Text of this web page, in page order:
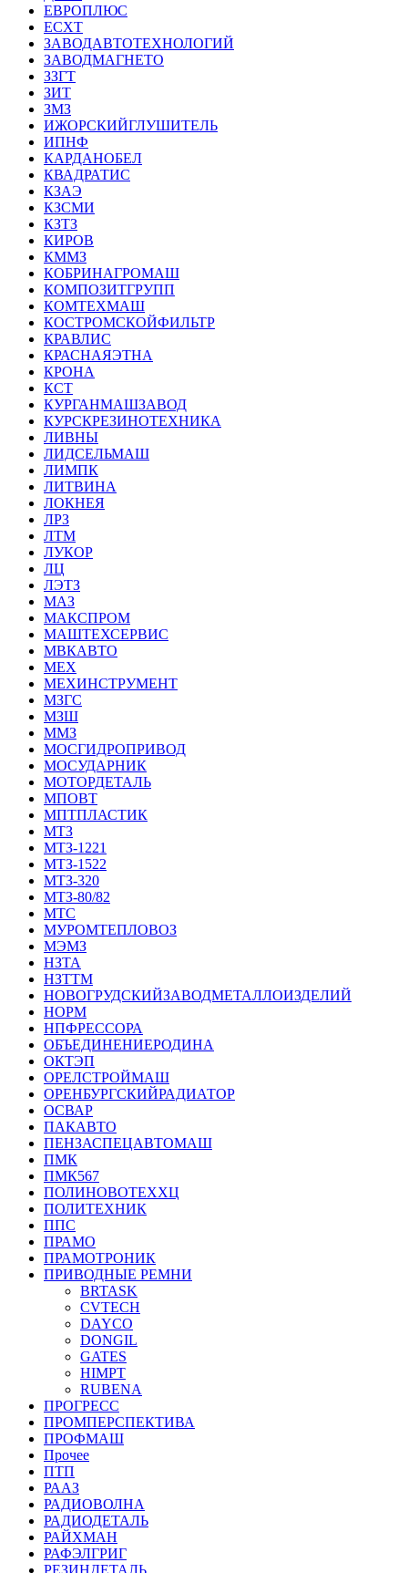
ЕВРОПЛЮС
ЕСХТ
ЗАВОДАВТОТЕХНОЛОГИЙ
ЗАВОДМАГНЕТО
ЗЗГТ
ЗИТ
ЗМЗ
ИЖОРСКИЙГЛУШИТЕЛЬ
ИПНФ
КАРДАНОБЕЛ
КВАДРАТИС
КЗАЭ
КЗСМИ
КЗТЗ
КИРОВ
КММЗ
КОБРИНАГРОМАШ
КОМПОЗИТГРУПП
КОМТЕХМАШ
КОСТРОМСКОЙФИЛЬТР
КРАВЛИС
КРАСНАЯЭТНА
КРОНА
КСТ
КУРГАНМАШЗАВОД
КУРСКРЕЗИНОТЕХНИКА
ЛИВНЫ
ЛИДСЕЛЬМАШ
ЛИМПК
ЛИТВИНА
ЛОКНЕЯ
ЛРЗ
ЛТМ
ЛУКОР
ЛЦ
ЛЭТЗ
МАЗ
МАКСПРОМ
МАШТЕХСЕРВИС
МВКАВТО
МЕХ
МЕХИНСТРУМЕНТ
МЗГС
МЗШ
ММЗ
МОСГИДРОПРИВОД
МОСУДАРНИК
МОТОРДЕТАЛЬ
МПОВТ
МПТПЛАСТИК
МТЗ
МТЗ-1221
МТЗ-1522
МТЗ-320
МТЗ-80/82
МТС
МУРОМТЕПЛОВОЗ
МЭМЗ
НЗТА
НЗТТМ
НОВОГРУДСКИЙЗАВОДМЕТАЛЛОИЗДЕЛИЙ
НОРМ
НПФРЕССОРА
ОБЪЕДИНЕНИЕРОДИНА
ОКТЭП
ОРЕЛСТРОЙМАШ
ОРЕНБУРГСКИЙРАДИАТОР
ОСВАР
ПАКАВТО
ПЕНЗАСПЕЦАВТОМАШ
ПМК
ПМК567
ПОЛИНОВОТЕХХЦ
ПОЛИТЕХНИК
ППС
ПРАМО
ПРАМОТРОНИК
ПРИВОДНЫЕ РЕМНИ
BRTASK
CVTECH
DAYCO
DONGIL
GATES
HIMPT
RUBENA
ПРОГРЕСС
ПРОМПЕРСПЕКТИВА
ПРОФМАШ
Прочее
ПТП
РААЗ
РАДИОВОЛНА
РАДИОДЕТАЛЬ
РАЙХМАН
РАФЭЛГРИГ